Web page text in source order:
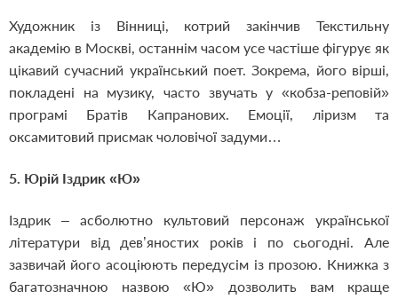
Художник із Вінниці, котрий закінчив Текстильну
академію в Москві, останнім часом усе частіше фігурує як
цікавий сучасний український поет. Зокрема, його вірші,
покладені на музику, часто звучать у «кобза-реповій»
програмі Братів Капранових. Емоції, ліризм та
оксамитовий присмак чоловічої задуми…
5. Юрій Іздрик «Ю»
Іздрик – асболютно культовий персонаж української
літератури від дев’яностих років і по сьогодні. Але
зазвичай його асоціюють передусім із прозою. Книжка з
багатозначною назвою «Ю» дозволить вам краще